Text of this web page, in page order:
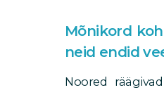
Mõnikord
neid endid
Noored